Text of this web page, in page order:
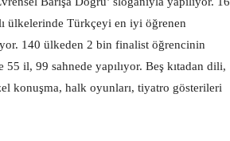
ülkelerinde Türkçeyi en iyi öğrenen
140 ülkeden 2 bin finalist öğrencinin
il, 99 sahnede yapılıyor. Beş kıtadan dili,
konuşma, halk oyunları, tiyatro gösterileri